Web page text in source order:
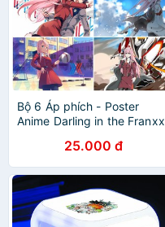
Bộ 6 Áp phích - Poster
Anime Darling in the Franxx
dán) - A3, A4, A5
25.000 đ